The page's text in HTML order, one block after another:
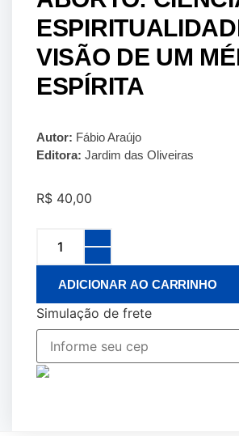
VISÃO DE UM
ESPÍRITA
Autor: Fábio Araújo
Editora: Jardim das Oliveiras
R$ 40,00
ADICIONAR AO CARRINHO
Simulação de frete